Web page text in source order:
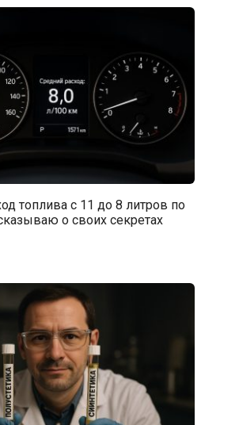
топлива с 11 до 8 литров по
о своих секретах